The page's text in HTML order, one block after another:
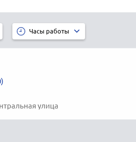
Часы работы
улица